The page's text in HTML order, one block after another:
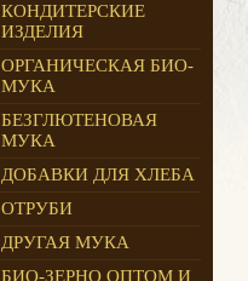
КОНДИТЕРСКИЕ
ИЗДЕЛИЯ
ОРГАНИЧЕСКАЯ БИО-
МУКА
БЕЗГЛЮТЕНОВАЯ
МУКА
ДОБАВКИ ДЛЯ ХЛЕБА
ОТРУБИ
ДРУГАЯ МУКА
БИО-ЗЕРНО ОПТОМ И